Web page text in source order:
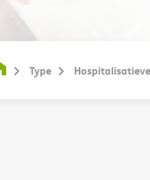
Type